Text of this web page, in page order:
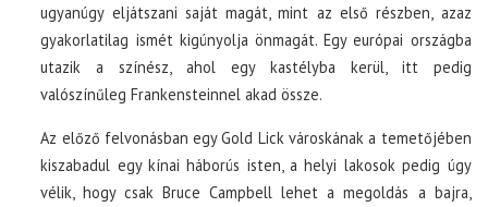
ugyanúgy eljátszani saját magát, mint az első részben, azaz
gyakorlatilag ismét kigúnyolja önmagát. Egy európai országba
utazik a színész, ahol egy kastélyba kerül, itt pedig
valószínűleg Frankensteinnel akad össze.
Az előző felvonásban egy Gold Lick városkának a temetőjében
kiszabadul egy kínai háborús isten, a helyi lakosok pedig úgy
vélik, hogy csak Bruce Campbell lehet a megoldás a bajra,